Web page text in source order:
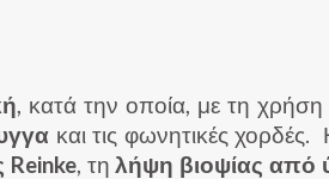
, κατά την οποία, με τη χρήση
και τις φωνητικές
Reinke, τηλήψη βιοψίας από